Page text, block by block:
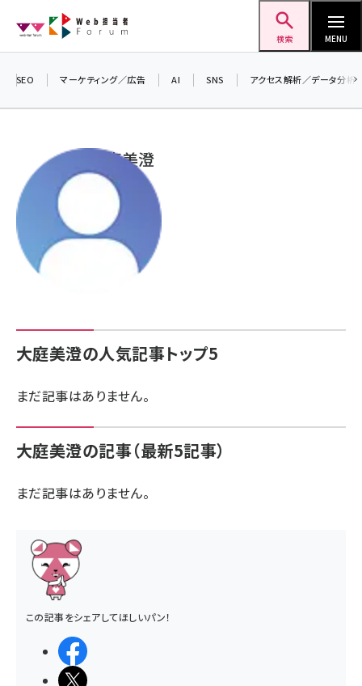
ン
検索 MENU
seo (3538)
youtube (2444)
z世代 (1629)
meo (1281)
llmo (1167)
SEO マーケティング／広告 AI SNS アクセス解析／データ分析
大庭美澄
大庭美澄の人気記事トップ5
まだ記事はありません。
大庭美澄の記事（最新5記事）
まだ記事はありません。
この記事をシェアしてほしいパン！
生成AIをマーケティング等に活用するための
考え方を学べるセミナーイベント「生成AI ×
▼申し込みはこちらから▼